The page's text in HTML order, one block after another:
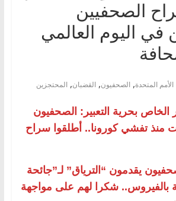
الصحفيين
في اليوم العالمي
الأمم المتحدة, الصحفيون, القضبان, المحتجزين
الخاص بحرية التعبير: الصحفيون
منذ تفشي كورونا.. أطلقوا سراح
يقدمون “الترياق” لـ”جائحة
بالفيروس.. شكرا لهم على مواجهة